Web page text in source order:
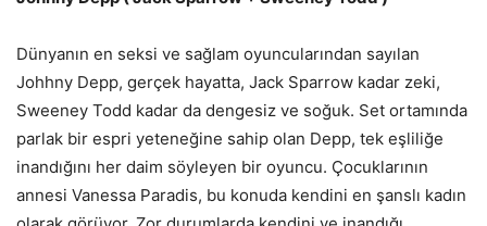
Dünyanın en seksi ve sağlam oyuncularından sayılan
Johhny Depp, gerçek hayatta, Jack Sparrow kadar zeki,
Sweeney Todd kadar da dengesiz ve soğuk. Set ortamında
parlak bir espri yeteneğine sahip olan Depp, tek eşliliğe
inandığını her daim söyleyen bir oyuncu. Çocuklarının
annesi Vanessa Paradis, bu konuda kendini en şanslı kadın